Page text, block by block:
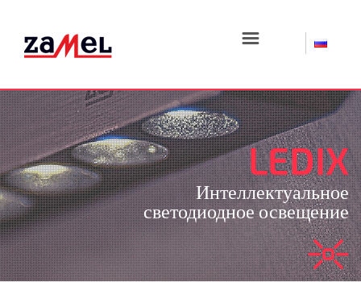
☰
LEDIX
Интеллектуальное
светодиодное освещение